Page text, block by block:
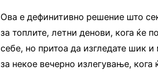
Ова е дефинитивно решение што
за топлите, летни денови, кога ќе
себе, но притоа да изгледате шик
за некое вечерно излегување,